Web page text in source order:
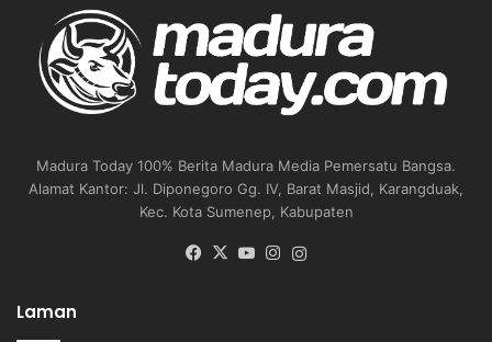
Madura Today 100% Berita Madura Media Pemersatu Bangsa.
Alamat Kantor: Jl. Diponegoro Gg. IV, Barat Masjid, Karangduak,
Kec. Kota Sumenep, Kabupaten
Facebook
X YouTubeInstagram
Laman